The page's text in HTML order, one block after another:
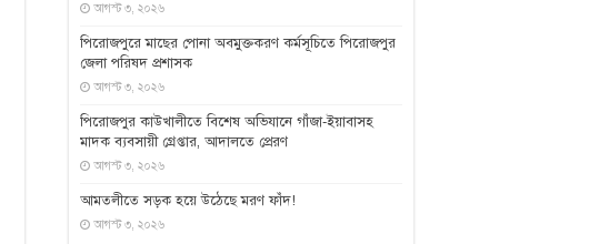
আগস্ট ৩, ২০২৬
পিরোজপুরে মাছের পোনা অবমুক্তকরণ কর্মসূচিতে পিরোজপুর
জেলা পরিষদ প্রশাসক
আগস্ট ৩, ২০২৬
‎পিরোজপুর কাউখালীতে বিশেষ অভিযানে গাঁজা-ইয়াবাসহ
মাদক ব্যবসায়ী গ্রেপ্তার, আদালতে প্রেরণ
আগস্ট ৩, ২০২৬
আমতলীতে সড়ক হয়ে উঠেছে মরণ ফাঁদ!
আগস্ট ৩, ২০২৬